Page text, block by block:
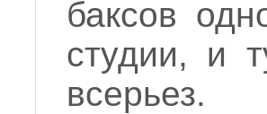
баксов
студии, и
всерьез.